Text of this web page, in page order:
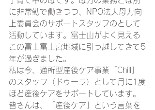
に非常勤で働きつつ、NPO法人母力向
上委員会のサポートスタッフのとして
活動しています。富士山がよく見える
この富士富士宮地域に引っ越してきて5
年が過ぎました。
私は今、通所型産後ケア事業「Chill」
のスタッフ（ドゥーラ）として月に1度
ほど産後ケアをサポートしています。
皆さんは、「産後ケア」という言葉を